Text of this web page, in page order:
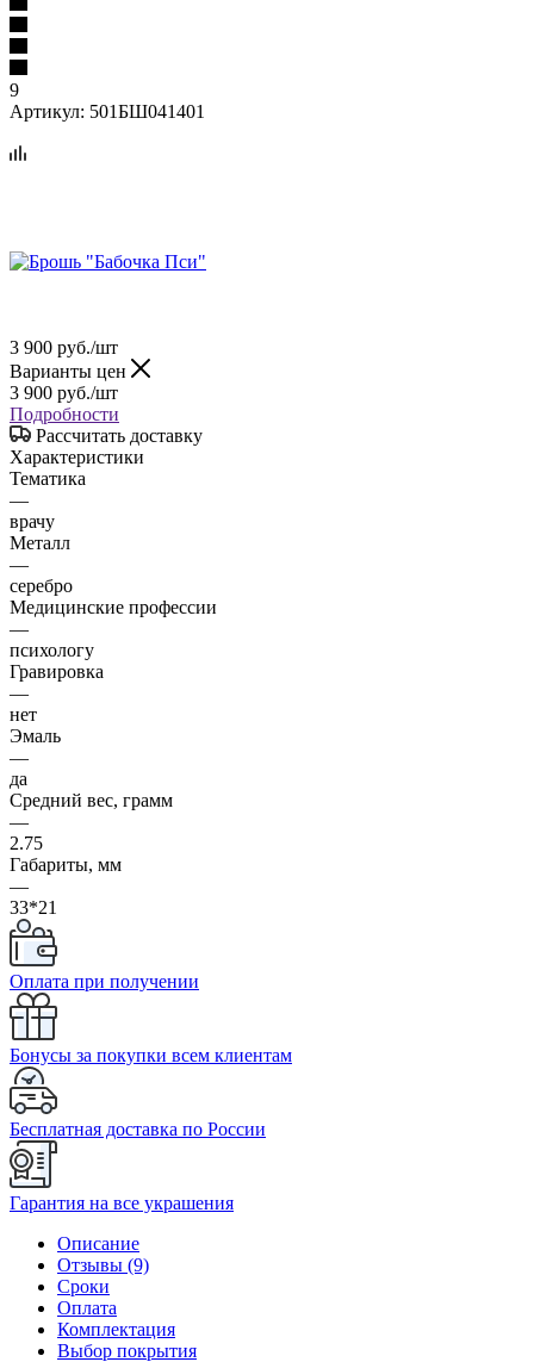
9
Артикул: 501БШ041401
3 900 руб./шт
Варианты цен
3 900 руб./шт
Подробности
Рассчитать доставку
Характеристики
Тематика
—
врачу
Металл
—
серебро
Медицинские профессии
—
психологу
Гравировка
—
нет
Эмаль
—
да
Средний вес, грамм
—
2.75
Габариты, мм
—
33*21
Оплата при получении
Бонусы за покупки всем клиентам
Бесплатная доставка по России
Гарантия на все украшения
Описание
Отзывы (9)
Сроки
Оплата
Комплектация
Выбор покрытия